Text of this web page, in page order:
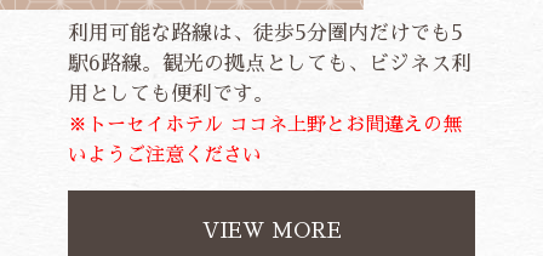
利用可能な路線は、徒歩5分圏内だけでも5
駅6路線。 観光の拠点としても、ビジネス利
用としても便利です。
※トーセイホテル ココネ上野とお間違えの無
いようご注意ください
VIEW MORE